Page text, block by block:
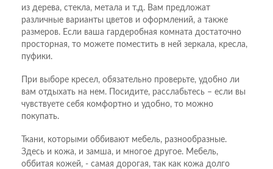
из дерева, стекла, метала и т.д. Вам предложат
различные варианты цветов и оформлений, а также
размеров. Если ваша гардеробная комната достаточно
просторная, то можете поместить в ней зеркала, кресла,
пуфики.
При выборе кресел, обязательно проверьте, удобно ли
вам отдыхать на нем. Посидите, расслабьтесь – если вы
чувствуете себя комфортно и удобно, то можно
покупать.
Ткани, которыми оббивают мебель, разнообразные.
Здесь и кожа, и замша, и многое другое. Мебель,
оббитая кожей, - самая дорогая, так как кожа долго